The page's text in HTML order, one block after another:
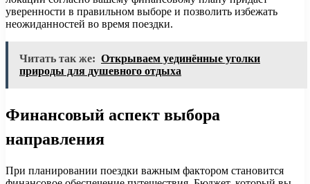
уверенности в правильном выборе и позволить избежать
неожиданностей во время поездки.
Читать так же: Открываем уединённые уголки
природы для душевного отдыха
Финансовый аспект выбора
направления
При планировании поездки важным фактором становится